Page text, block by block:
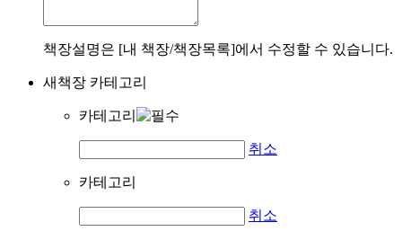
책장설명은 [내 책장/책장목록]에서 수정할 수 있습니다.
새책장 카테고리
카테고리
취소
카테고리
취소